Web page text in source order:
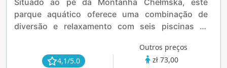
Situado ao pé da Montanha Chełmska, este
parque aquático oferece uma combinação de
diversão e relaxamento com seis piscinas —
e uma área infantil — além de toboáguas
emocionantes como a Anaconda, com 176 metros
4,1/5.0
Outros preços
zł 73,00